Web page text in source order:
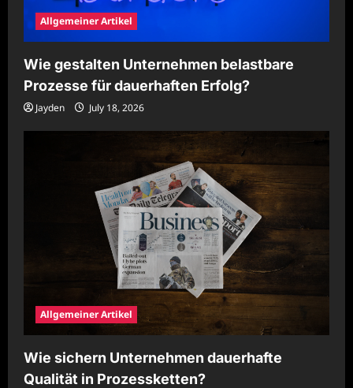
Allgemeiner Artikel
Wie gestalten Unternehmen belastbare
Prozesse für dauerhaften Erfolg?
Jayden July 18, 2026
Allgemeiner Artikel
Wie sichern Unternehmen dauerhafte
Qualität in Prozessketten?